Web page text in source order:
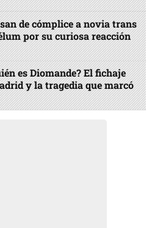
de cómplice a novia trans
por su curiosa reacción
es Diomande? El fichaje
y la tragedia que marcó